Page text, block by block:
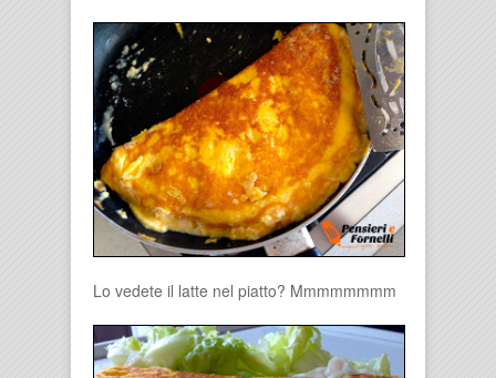
Lo vedete il latte nel piatto? Mmmmmmmm